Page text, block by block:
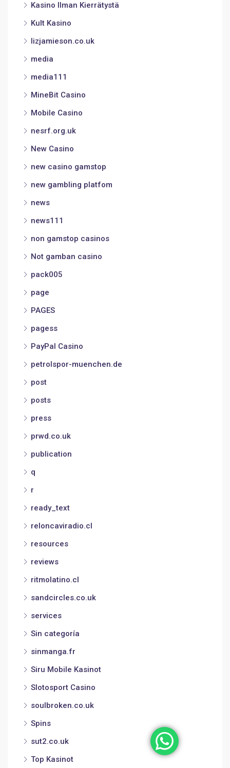
Kasino Ilman Kierrätystä
Kult Kasino
lizjamieson.co.uk
media
media111
MineBit Casino
Mobile Casino
nesrf.org.uk
New Casino
new casino gamstop
new gambling platfom
news
news111
non gamstop casinos
Not gamban casino
pack005
page
PAGES
pagess
PayPal Casino
petrolspor-muenchen.de
post
posts
press
prwd.co.uk
publication
q
r
ready_text
reloncaviradio.cl
resources
reviews
ritmolatino.cl
sandcircles.co.uk
services
Sin categoría
sinmanga.fr
Siru Mobile Kasinot
Slotosport Casino
soulbroken.co.uk
Spins
sut2.co.uk
Top Kasinot